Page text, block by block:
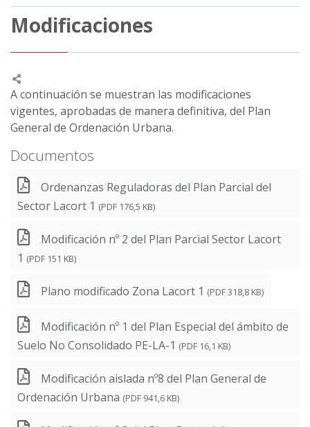
Modificaciones
A continuación se muestran las modificaciones
vigentes, aprobadas de manera definitiva, del Plan
General de Ordenación Urbana.
Documentos
Ordenanzas Reguladoras del Plan Parcial del
Sector Lacort 1 (PDF 176,5 KB)
Modificación nº 2 del Plan Parcial Sector Lacort
1 (PDF 151 KB)
Plano modificado Zona Lacort 1 (PDF 318,8 KB)
Modificación nº 1 del Plan Especial del ámbito de
Suelo No Consolidado PE-LA-1 (PDF 16,1 KB)
Modificación aislada nº8 del Plan General de
Ordenación Urbana (PDF 941,6 KB)